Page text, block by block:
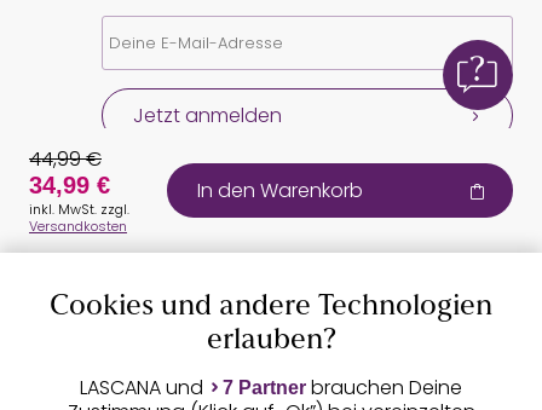
Jetzt anmelden
Auszeichnungen
44,99 €
34,99 €
inkl. MwSt. zzgl.
Versandkosten
In den Warenkorb
Cookies und andere Technologien
erlauben?
LASCANA und 7 Partner brauchen Deine